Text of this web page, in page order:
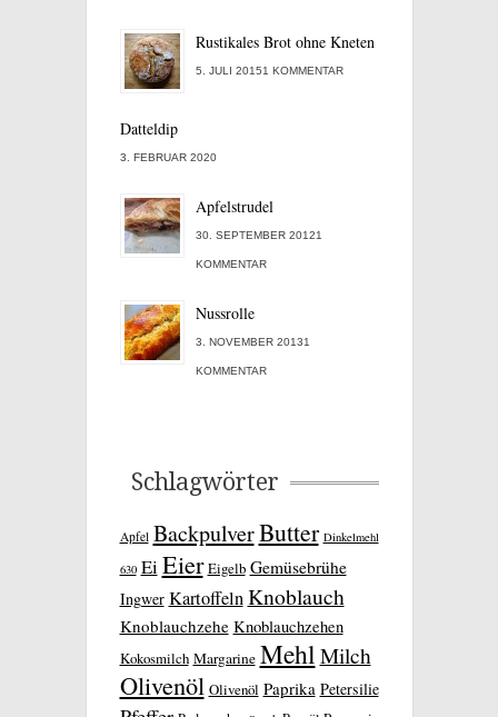
Rustikales Brot ohne Kneten
5. JULI 20151 KOMMENTAR
Datteldip
3. FEBRUAR 2020
Apfelstrudel
30. SEPTEMBER 20121
KOMMENTAR
Nussrolle
3. NOVEMBER 20131
KOMMENTAR
Schlagwörter
Apfel BackpulverButter Dinkelmehl
630 Ei Eier Eigelb Gemüsebrühe
Ingwer Kartoffeln Knoblauch
Knoblauchzehe Knoblauchzehen
Kokosmilch Margarine Mehl Milch
Olivenöl Olivenöl Paprika Petersilie